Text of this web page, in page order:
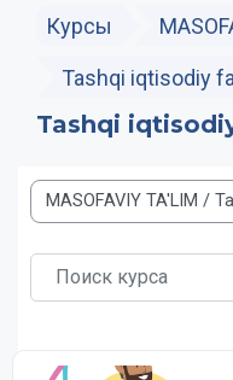
Курсы
Tashqi iqtisodiy
Tashqi
Категории курсов
Поиск курса